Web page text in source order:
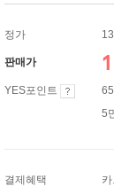
정가
판매가
YES포인트
5
결제혜택